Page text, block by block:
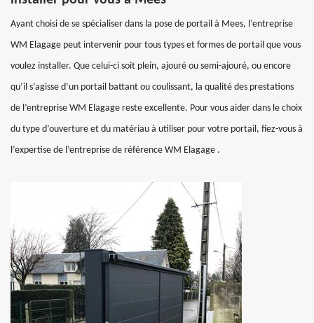
Ayant choisi de se spécialiser dans la pose de portail à Mees, l’entreprise
WM Elagage peut intervenir pour tous types et formes de portail que vous
voulez installer. Que celui-ci soit plein, ajouré ou semi-ajouré, ou encore
qu’il s’agisse d’un portail battant ou coulissant, la qualité des prestations
de l’entreprise WM Elagage reste excellente. Pour vous aider dans le choix
du type d’ouverture et du matériau à utiliser pour votre portail, fiez-vous à
l’expertise de l’entreprise de référence WM Elagage .